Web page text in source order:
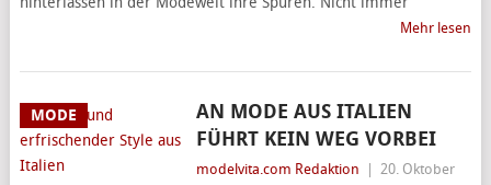
Mehr lesen
MODE
AN MODE AUS ITALIEN
FÜHRT KEIN WEG VORBEI
modelvita.com Redaktion
20. Oktober